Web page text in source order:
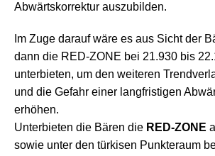
Abwärtskorrektur auszubilden.
Im Zuge darauf wäre es aus Sicht der
dann die RED-ZONE bei 21.930 bis
unterbieten, um den weiteren
und die Gefahr einer langfristigen
erhöhen.
Unterbieten die Bären die RED-ZONE
sowie unter den türkisen Punkteraum